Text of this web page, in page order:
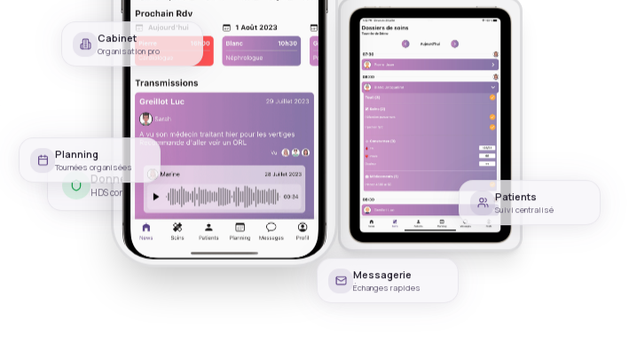
Planning
Tournées organisées
Patients
Suivi centralisé
Messagerie
Échanges rapides
Cabinet
Organisation pro
Données sécurisées
HDS conforme